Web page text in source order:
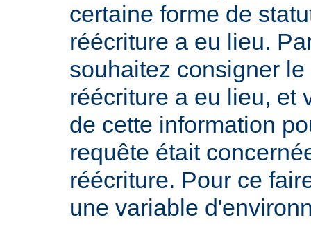
certaine forme de
réécriture a eu lieu.
souhaitez consigner
réécriture a eu lieu, et
de cette information
requête était
réécriture. Pour ce
une variable